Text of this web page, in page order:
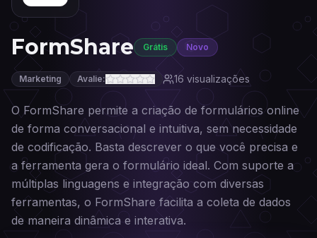
FormShare Grátis Novo
Marketing Avalie: 16 visualizações
O FormShare permite a criação de formulários online
de forma conversacional e intuitiva, sem necessidade
de codificação. Basta descrever o que você precisa e
a ferramenta gera o formulário ideal. Com suporte a
múltiplas linguagens e integração com diversas
ferramentas, o FormShare facilita a coleta de dados
de maneira dinâmica e interativa.